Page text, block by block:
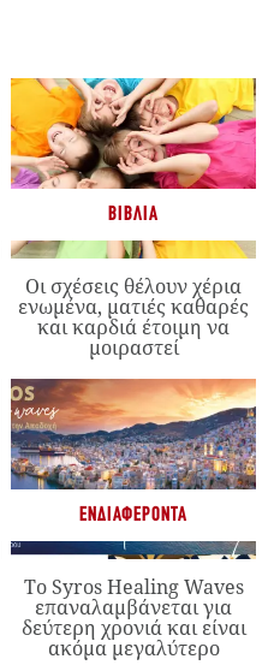
ΒΙΒΛΊΑ
Οι σχέσεις θέλουν χέρια
ενωμένα, ματιές καθαρές
και καρδιά έτοιμη να
μοιραστεί
ΕΝΔΙΑΦΈΡΟΝΤΑ
Το Syros Healing Waves
επαναλαμβάνεται για
δεύτερη χρονιά και είναι
ακόμα μεγαλύτερο